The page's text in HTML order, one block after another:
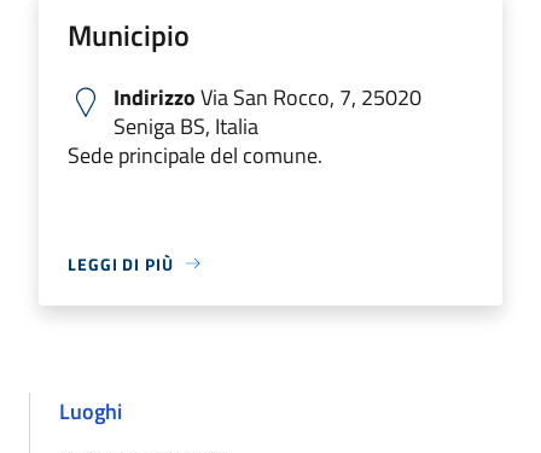
Municipio
IndirizzoVia San Rocco, 7, 25020
Seniga BS, Italia
Sede principale del comune.
LEGGI DI PIÙ
Luoghi